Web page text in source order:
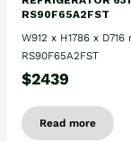
RS90F65A2FST
W912 x H1786 x D716
RS90F65A2FST
$2439
Read more